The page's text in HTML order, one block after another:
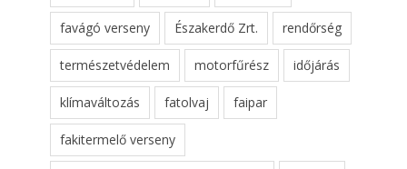
favágó verseny Északerdő Zrt. rendőrség
természetvédelem motorfűrész időjárás
klímaváltozás fatolvaj faipar
fakitermelő verseny